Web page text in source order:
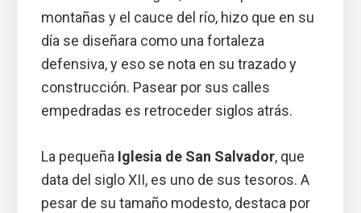
montañas y el cauce del río, hizo que en su
día se diseñara como una fortaleza
defensiva, y eso se nota en su trazado y
construcción. Pasear por sus calles
empedradas es retroceder siglos atrás.
La pequeña Iglesia de San Salvador, que
data del siglo XII, es uno de sus tesoros. A
pesar de su tamaño modesto, destaca por